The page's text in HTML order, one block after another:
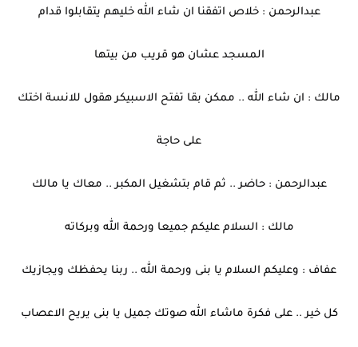
عبدالرحمن : خلاص اتفقنا ان شاء الله خليهم يتقابلوا قدام
المسجد عشان هو قريب من بيتها
مالك : ان شاء الله .. ممكن بقا تفتح الاسبيكر هقول للانسة اختك
على حاجة
عبدالرحمن : حاضر .. ثم قام بتشغيل المكبر .. معاك يا مالك
مالك : السلام عليكم جميعا ورحمة الله وبركاته
عفاف : وعليكم السلام يا بنى ورحمة الله .. ربنا يحفظك ويجازيك
كل خير .. على فكرة ماشاء الله صوتك جميل يا بنى يريح الاعصاب